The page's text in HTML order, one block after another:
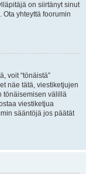
on siirtänyt sinut
yhteyttä foorumin
voit “tönäistä”
näe tätä, viestiketjujen
tönäisemisen välillä
viestiketjua
sääntöjä jos päätät